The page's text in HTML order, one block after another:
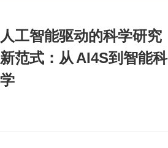
人工智能驱动的科学研究
新范式：从 AI4S到智能科
学